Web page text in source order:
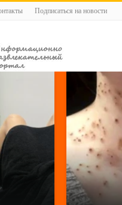
Подписаться на новости